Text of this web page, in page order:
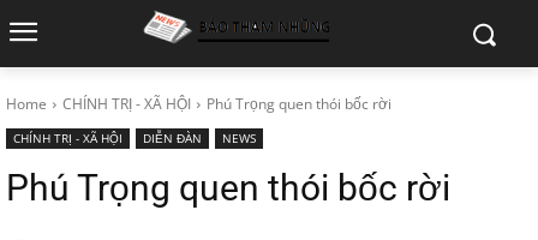
Home CHÍNH TRỊ - XÃ HỘI Phú Trọng quen thói bốc rời
CHÍNH TRỊ - XÃ HỘI DIỄN ĐÀN NEWS
Phú Trọng quen thói bốc rời